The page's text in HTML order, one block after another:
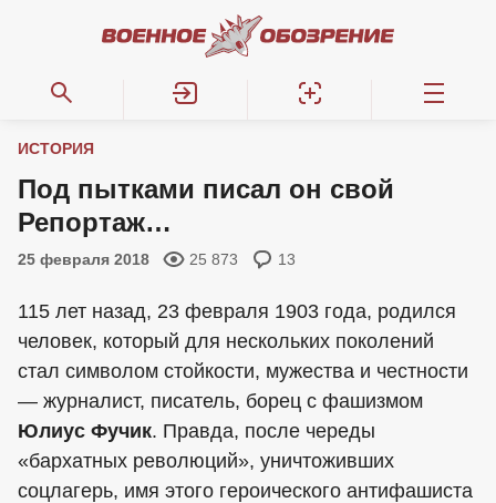
ИСТОРИЯ
Под пытками писал он свой
Репортаж…
25 февраля 2018 25 873 13
115 лет назад, 23 февраля 1903 года, родился
человек, который для нескольких поколений
стал символом стойкости, мужества и честности
— журналист, писатель, борец с фашизмом
Юлиус Фучик. Правда, после череды
«бархатных революций», уничтоживших
соцлагерь, имя этого героического антифашиста